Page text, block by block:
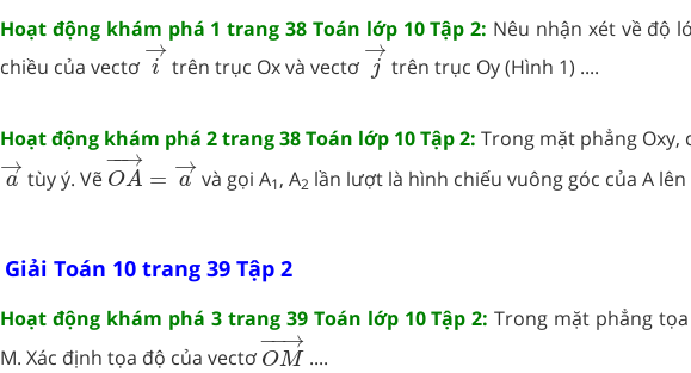
Hoạt động khám phá 1 trang 38 Toán lớp 10 Tập 2: Nêu nhận xét về độ
chiều của vectơ
→
i
i→
trên trục Ox và vectơ
→
j
j→
trên trục Oy (Hình 1) ....
Hoạt động khám phá 2 trang 38 Toán lớp 10 Tập 2: Trong mặt phẳng Oxy,
→
a
a→
tùy ý. Vẽ
−
−→
OA =
→
a
OA→ =a→
và gọi A1, A2 lần lượt là hình chiếu vuông góc của A lên
Giải Toán 10 trang 39 Tập 2
Hoạt động khám phá 3 trang 39 Toán lớp 10 Tập 2:Trong mặt phẳng
M. Xác định tọa độ của vectơ
−
−→
OM
OM→
....